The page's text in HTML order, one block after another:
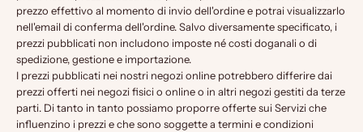
prezzo effettivo al momento di invio dell'ordine e potrai visualizzarlo
nell'email di conferma dell'ordine. Salvo diversamente specificato, i
prezzi pubblicati non includono imposte né costi doganali o di
spedizione, gestione e importazione.
I prezzi pubblicati nei nostri negozi online potrebbero differire dai
prezzi offerti nei negozi fisici o online o in altri negozi gestiti da terze
parti. Di tanto in tanto possiamo proporre offerte sui Servizi che
influenzino i prezzi e che sono soggette a termini e condizioni